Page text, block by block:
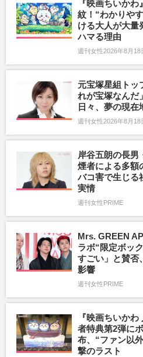
『映画ちいか
紋！“わかりや
ける大人が大量
ハマる理由
週刊女性2026年8月18
元宝塚星組トッ
れが宝塚なんだ
日々、夢の現在
週刊女性2026年8月18
岸谷五朗の長男
煙者による多額
バコ害で生じる
実情
週刊女性PRIME
Mrs. GREEN
ラボ“限定ボッ
すごい」と賛否
影響
週刊女性PRIME
『映画ちいか
者特典第2弾に
布、“ファン以
撃のラスト